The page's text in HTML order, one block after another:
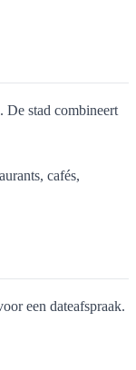
De stad combineert
cafés,
een dateafspraak.